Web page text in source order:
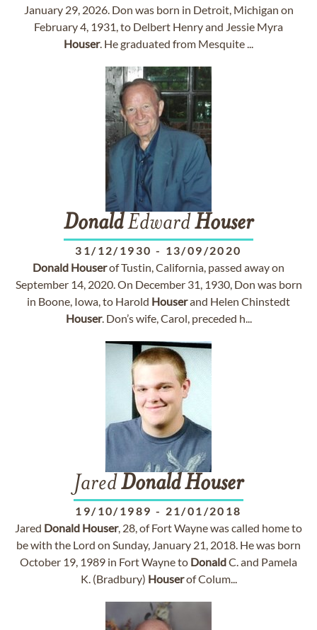
January 29, 2026. Don was born in Detroit, Michigan on
February 4, 1931, to Delbert Henry and Jessie Myra
Houser. He graduated from Mesquite ...
DonaldEdwardHouser
31/12/1930 - 13/09/2020
Donald Houserof Tustin, California, passed away on
September 14, 2020. On December 31, 1930, Don was born
in Boone, Iowa, to Harold Houserand Helen Chinstedt
Houser. Don’s wife, Carol, preceded h...
JaredDonaldHouser
19/10/1989 - 21/01/2018
Jared Donald Houser, 28, of Fort Wayne was called home to
be with the Lord on Sunday, January 21, 2018. He was born
October 19, 1989 in Fort Wayne to DonaldC. and Pamela
K. (Bradbury) Houserof Colum...